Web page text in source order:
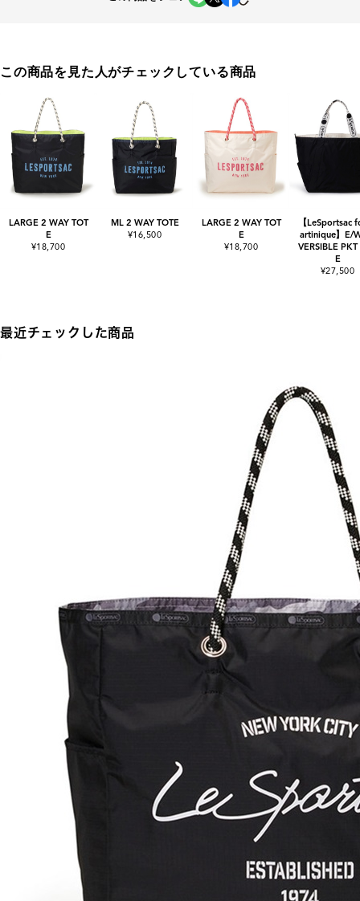
この商品を見た人がチェックしている商品
LARGE 2 WAY TOT
E
¥18,700
ML 2 WAY TOTE
¥16,500
LARGE 2 WAY TOT
E
¥18,700
【LeSportsac
artinique】E/
VERSIBLE PKT
E
¥27,500
最近チェックした商品